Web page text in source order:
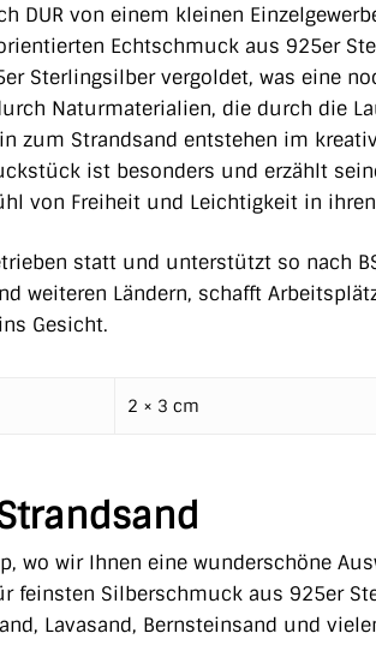
DUR von einem kleinen
Echtschmuck aus 925er
Sterlingsilber vergoldet, was eine
Naturmaterialien, die durch die
zum Strandsand entstehen im
ist besonders und erzählt
von Freiheit und Leichtigkeit in
statt und unterstützt so nach
weiteren Ländern, schafft
Gesicht.
2 × 3 cm
wo wir Ihnen eine wunderschöne
feinsten Silberschmuck aus 925er
Lavasand, Bernsteinsand und